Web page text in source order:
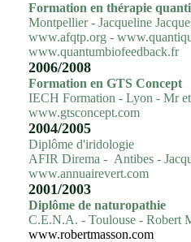
Formation en thérapie
Montpellier - Jacqueline
www.afqtp.org -
www.quantumbiofeedback.fr
2006/2008
Formation en GTS Concept
IECH Formation - Lyon - Mr
www.gtsconcept.com
2004/2005
Diplôme d'iridologie
AFIR Direma - Antibes -
www.annuairevert.com
2001/2003
Diplôme de naturopathie
C.E.N.A. - Toulouse - Robert
www.robertmasson.com